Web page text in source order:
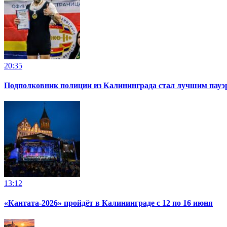
20:35
Подполковник полиции из Калининграда стал лучшим
13:12
«Кантата-2026» пройдёт в Калининграде с 12 по 16 июня